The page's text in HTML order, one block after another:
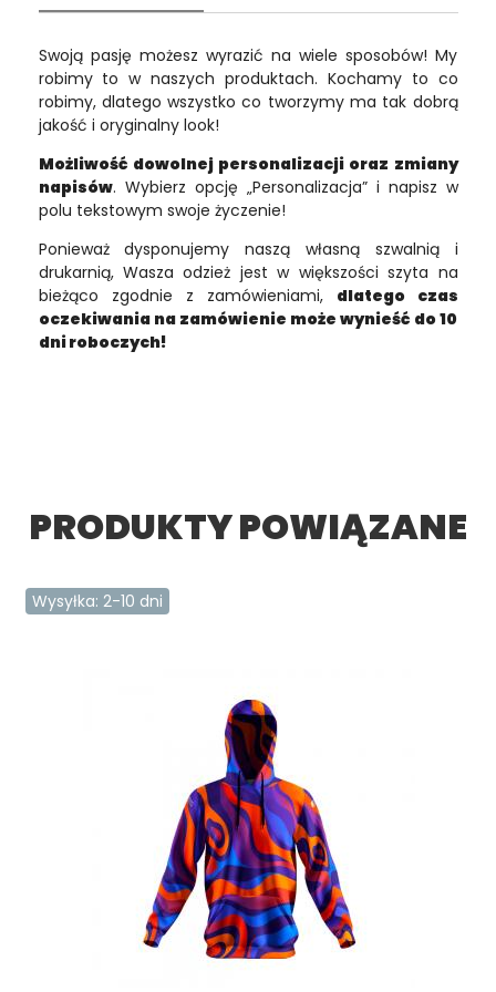
Swoją pasję możesz wyrazić na wiele sposobów! My
robimy to w naszych produktach. Kochamy to co
robimy, dlatego wszystko co tworzymy ma tak dobrą
jakość i oryginalny look!
Możliwość dowolnej personalizacji oraz zmiany
napisów. Wybierz opcję „Personalizacja” i napisz w
polu tekstowym swoje życzenie!
Ponieważ dysponujemy naszą własną szwalnią i
drukarnią, Wasza odzież jest w większości szyta na
bieżąco zgodnie z zamówieniami, dlatego czas
oczekiwania na zamówienie może wynieść do 10
dni roboczych!
PRODUKTY POWIĄZANE
Wysyłka: 2-10 dni